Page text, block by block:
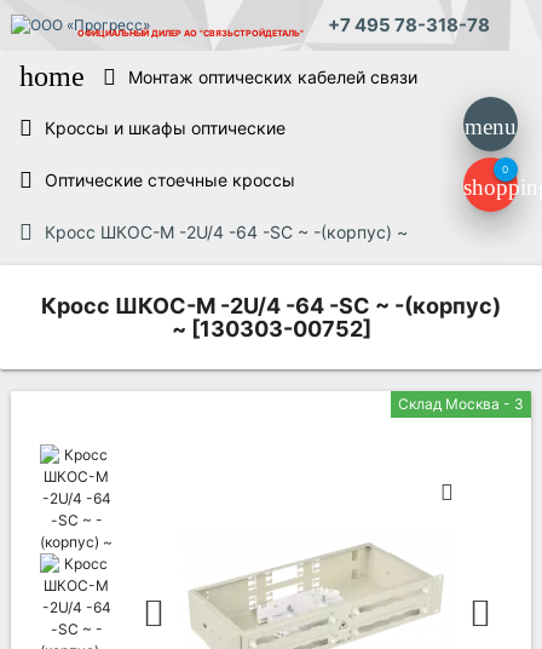
ОФИЦИАЛЬНЫЙ ДИЛЕР АО "СВЯЗЬСТРОЙДЕТАЛЬ" +7 495 78-318-78
menu
0
home Монтаж оптических кабелей связи
Кроссы и шкафы оптические
Оптические стоечные кроссы
Кросс ШКОС-М -2U/4 -64 -SC ~ -(корпус) ~
Кросс ШКОС-М -2U/4 -64 -SC ~ -(корпус)
~ [130303-00752]
Склад Москва - 3